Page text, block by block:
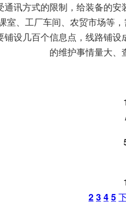
通讯方式的限制，给装备的
室、工厂车间、农贸市场等
铺设几百个信息点，线路铺
的维护事情量大、
2345